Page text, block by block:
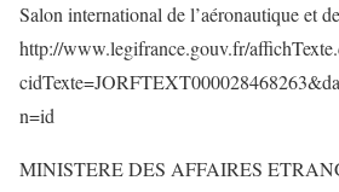
Salon international de l’aéronautique et
http://www.legifrance.gouv.fr/
n=id
MINISTERE DES AFFAIRES